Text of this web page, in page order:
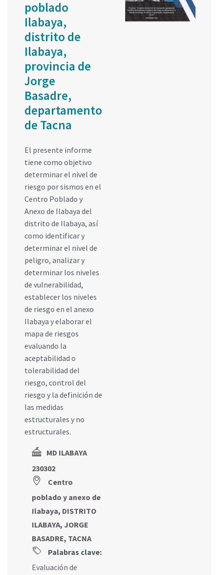
poblado
Ilabaya,
distrito de
Ilabaya,
provincia de
Jorge
Basadre,
departamento
de Tacna
El presente informe
tiene como objetivo
determinar el nivel de
riesgo por sismos en el
Centro Poblado y
Anexo de Ilabaya del
distrito de Ilabaya, así
como identificar y
determinar el nivel de
peligro, analizar y
determinar los niveles
de vulnerabilidad,
establecer los niveles
de riesgo en el anexo
Ilabaya y elaborar el
mapa de riesgos
evaluando la
aceptabilidad o
tolerabilidad del
riesgo, control del
riesgo y la definición de
las medidas
estructurales y no
estructurales.
MD ILABAYA
230302
Centro
poblado y anexo de
Ilabaya, DISTRITO
ILABAYA, JORGE
BASADRE, TACNA
Palabras clave:
Evaluación de